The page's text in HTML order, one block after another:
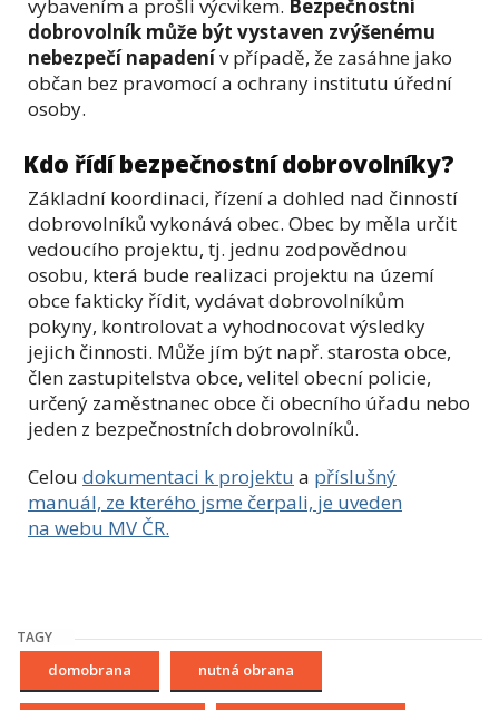
vybavením a prošli výcvikem. Bezpečnostní
dobrovolník může být vystaven zvýšenému
nebezpečí napadenív případě, že zasáhne jako
občan bez pravomocí a ochrany institutu úřední
osoby.
Kdo řídí bezpečnostní dobrovolníky?
Základní koordinaci, řízení a dohled nad činností
dobrovolníků vykonává obec. Obec by měla určit
vedoucího projektu, tj. jednu zodpovědnou
osobu, která bude realizaci projektu na území
obce fakticky řídit, vydávat dobrovolníkům
pokyny, kontrolovat a vyhodnocovat výsledky
jejich činnosti. Může jím být např. starosta obce,
člen zastupitelstva obce, velitel obecní policie,
určený zaměstnanec obce či obecního úřadu nebo
jeden z bezpečnostních dobrovolníků.
Celou dokumentaci k projektu a příslušný
manuál, ze kterého jsme čerpali, je uveden
na webu MV ČR.
TAGY
domobrana nutná obrana